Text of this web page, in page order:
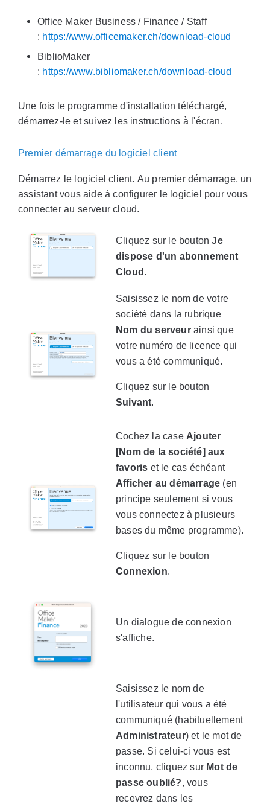
Office Maker Business / Finance / Staff
: https://www.officemaker.ch/download-cloud
BiblioMaker
: https://www.bibliomaker.ch/download-cloud
Une fois le programme d'installation téléchargé,
démarrez-le et suivez les instructions à l'écran.
Premier démarrage du logiciel client
Démarrez le logiciel client. Au premier démarrage, un
assistant vous aide à configurer le logiciel pour vous
connecter au serveur cloud.
Cliquez sur le boutonJe
dispose d'un abonnement
Cloud .
Saisissez le nom de votre
société dans la rubrique
Nom du serveurainsi que
votre numéro de licence qui
vous a été communiqué.
Cliquez sur le bouton
Suivant.
Cochez la case Ajouter
[Nom de la société] aux
favoris et le cas échéant
Afficher au démarrage (en
principe seulement si vous
vous connectez à plusieurs
bases du même programme).
Cliquez sur le bouton
Connexion.
Un dialogue de connexion
s'affiche.
Saisissez le nom de
l'utilisateur qui vous a été
communiqué (habituellement
Administrateur) et le mot de
passe. Si celui-ci vous est
inconnu, cliquez sur Mot de
passe oublié?, vous
recevrez dans les